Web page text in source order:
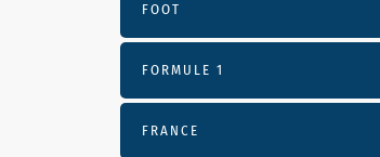
FOOT
FORMULE 1
FRANCE